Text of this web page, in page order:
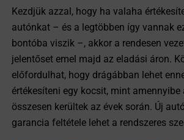
Kezdjük azzal, hogy ha valaha
autónkat – és a legtöbben így vannak
bontóba viszik –, akkor a rendesen
jelentőset emel majd az eladási áron.
előfordulhat, hogy drágábban lehet
értékesíteni egy kocsit, mint
összesen kerültek az évek során. Új
garancia feltétele lehet a rendszeres